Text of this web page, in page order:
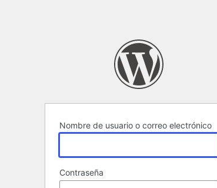
Nombre de usuario o correo electrónico
Contraseña